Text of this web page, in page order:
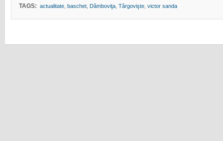
TAGS: actualitate, baschet, Dâmboviţa, Târgovişte, victor sanda